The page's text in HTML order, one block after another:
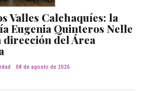
Valles Calchaquíes: la
Eugenia Quinteros Nelle
dirección del Área
08 de agosto de 2026